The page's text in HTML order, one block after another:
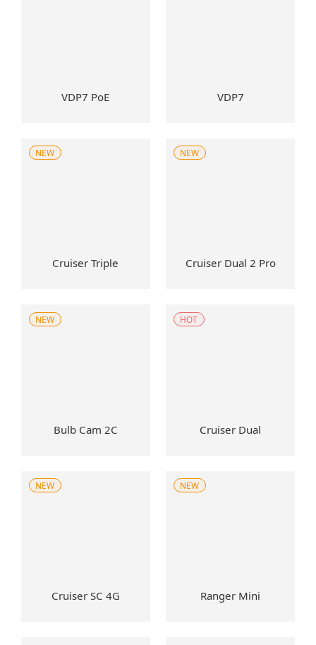
VDP7 PoE VDP7
Cruiser Triple
NEW
Cruiser Dual 2 Pro
NEW
Bulb Cam 2C
NEW
Cruiser Dual
HOT
Cruiser SC 4G
NEW
Ranger Mini
NEW